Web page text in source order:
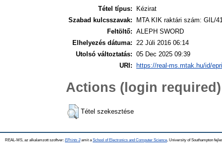
Tétel típus:
Kézirat
Szabad kulcsszavak:
MTA KIK raktári szám: GIL/
Feltöltő: ALEPH SWORD
Elhelyezés dátuma: 22 Júli 2016 06:14
Utolsó változtatás: 05 Dec 2025 09:39
URI:
https://real-ms.mtak.hu/id/
Actions (login required)
Tétel szekesztése
REAL-MS, az alkalamzott szoftver: EPrints 3amit a School of Electronics and Computer Science , University of Southampton